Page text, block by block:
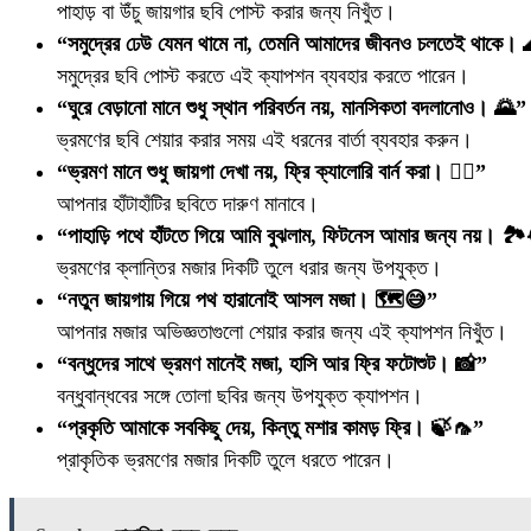
পাহাড় বা উঁচু জায়গার ছবি পোস্ট করার জন্য নিখুঁত।
“সমুদ্রের ঢেউ যেমন থামে না, তেমনি আমাদের জীবনও চলতেই থাকে।
সমুদ্রের ছবি পোস্ট করতে এই ক্যাপশন ব্যবহার করতে পারেন।
“ঘুরে বেড়ানো মানে শুধু স্থান পরিবর্তন নয়, মানসিকতা বদলানোও। 🌄”
ভ্রমণের ছবি শেয়ার করার সময় এই ধরনের বার্তা ব্যবহার করুন।
“ভ্রমণ মানে শুধু জায়গা দেখা নয়, ফ্রি ক্যালোরি বার্ন করা। 🚶‍♂️”
আপনার হাঁটাহাঁটির ছবিতে দারুণ মানাবে।
“পাহাড়ি পথে হাঁটতে গিয়ে আমি বুঝলাম, ফিটনেস আমার জন্য নয়।
ভ্রমণের ক্লান্তির মজার দিকটি তুলে ধরার জন্য উপযুক্ত।
“নতুন জায়গায় গিয়ে পথ হারানোই আসল মজা। 🗺️😅”
আপনার মজার অভিজ্ঞতাগুলো শেয়ার করার জন্য এই ক্যাপশন নিখুঁত।
“বন্ধুদের সাথে ভ্রমণ মানেই মজা, হাসি আর ফ্রি ফটোশুট। 📸”
বন্ধুবান্ধবের সঙ্গে তোলা ছবির জন্য উপযুক্ত ক্যাপশন।
“প্রকৃতি আমাকে সবকিছু দেয়, কিন্তু মশার কামড় ফ্রি। 🍃🦟”
প্রাকৃতিক ভ্রমণের মজার দিকটি তুলে ধরতে পারেন।